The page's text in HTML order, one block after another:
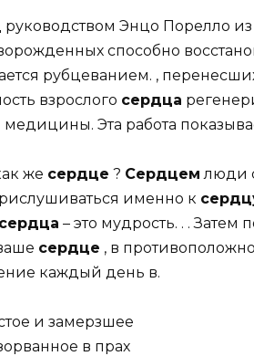
Энцо Порелло из
способно
рубцеванием. ,
взрослого сердца
медицины. Эта работа
же сердце ? Сердцем люди
именно к
сердца – это мудрость. . .
сердце , в
каждый день в.
и замерзшее
в прах